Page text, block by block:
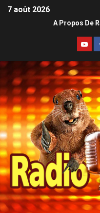
7 août 2026
A Propos De